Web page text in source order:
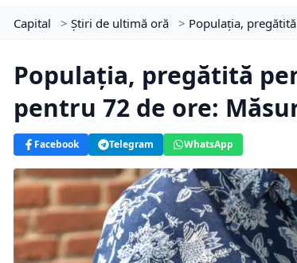
Capital > Știri de ultimă oră > Populația,
Populația, pregătită
pentru 72 de ore:
Facebook Telegram WhatsApp